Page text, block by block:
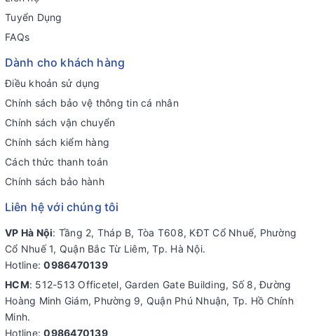
Tuyển Dụng
FAQs
Dành cho khách hàng
Điều khoản sử dụng
Chính sách bảo vệ thông tin cá nhân
Chính sách vận chuyển
Chính sách kiểm hàng
Cách thức thanh toán
Chính sách bảo hành
Liên hệ với chúng tôi
VP Hà Nội: Tầng 2, Tháp B, Tòa T608, KĐT Cổ Nhuế, Phường
Cổ Nhuế 1, Quận Bắc Từ Liêm, Tp. Hà Nội.
Hotline:0986470139
HCM: 512-513 Officetel, Garden Gate Building, Số 8, Đường
Hoàng Minh Giám, Phường 9, Quận Phú Nhuận, Tp. Hồ Chính
Minh.
Hotline:0986470139